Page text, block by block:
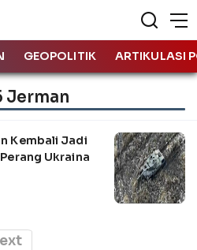
GEOPOLITIK ARTIKULASI
Jerman
Kembali Jadi
Ukraina